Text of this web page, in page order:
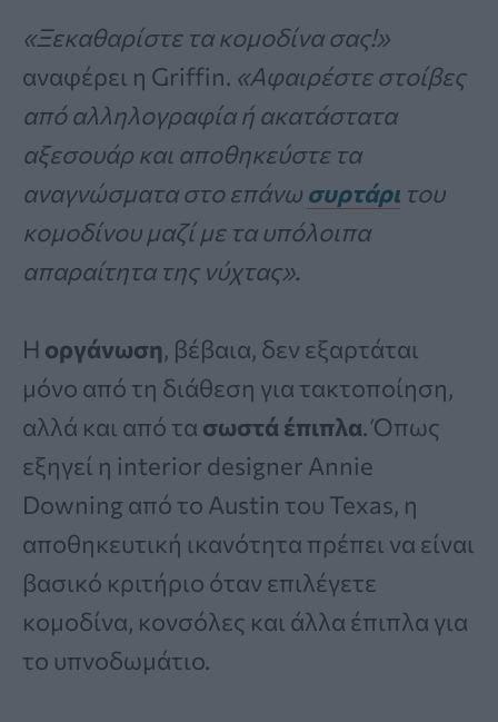
«Ξεκαθαρίστε τα κομοδίνα σας!»
αναφέρει η Griffin. «Αφαιρέστε στοίβες
από αλληλογραφία ή ακατάστατα
αξεσουάρ και αποθηκεύστε τα
αναγνώσματα στο επάνω συρτάρι του
κομοδίνου μαζί με τα υπόλοιπα
απαραίτητα της νύχτας».
Η οργάνωση, βέβαια, δεν εξαρτάται
μόνο από τη διάθεση για τακτοποίηση,
αλλά και από τα σωστά έπιπλα. Όπως
εξηγεί η interior designer Annie
Downing από το Austin του Texas, η
αποθηκευτική ικανότητα πρέπει να είναι
βασικό κριτήριο όταν επιλέγετε
κομοδίνα, κονσόλες και άλλα έπιπλα για
το υπνοδωμάτιο.